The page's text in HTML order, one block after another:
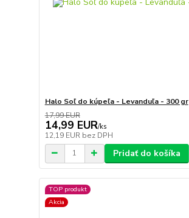
Halo Soľ do kúpeľa - Levanduľa - 300 gr
17,99 EUR
14,99 EUR/ks
12,19 EUR bez DPH
Pridať do košíka
TOP produkt
Akcia